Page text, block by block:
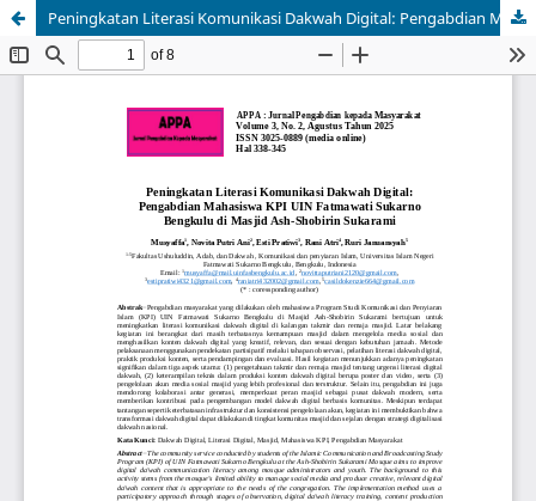
Peningkatan Literasi Komunikasi Dakwah Digital: Pengabdian Mahasiswa KPI UIN Fatmawati Sukarno Bengkulu di Masjid Ash-Shobirin Sukarami